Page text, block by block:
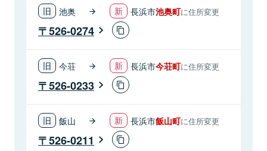
池奥 長浜市池奥町に住所変更
526-0274
今荘 長浜市今荘町に住所変更
526-0233
飯山 長浜市飯山町に住所変更
526-0211